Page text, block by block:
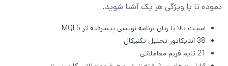
نموده تا با ویژگی هر یک آشنا شوید.
امنیت بالا با زبان برنامه نویسی پیشرفته تر MQL5
38 اندیکاتور تحلیل تکنیکال
21 تایم فریم معاملاتی